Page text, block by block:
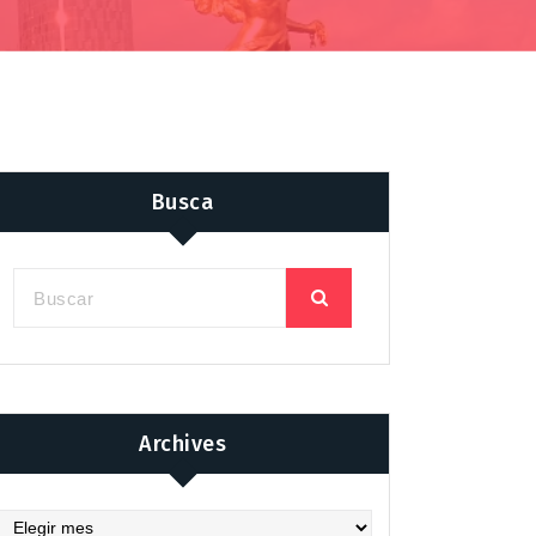
Busca
Archives